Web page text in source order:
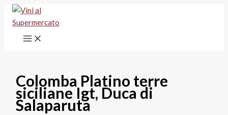
Vai
contenuto
Colomba Platino terre
siciliane Igt, Duca di
Salaparuta